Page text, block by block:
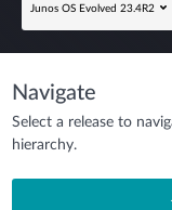
Junos OS Evolved 23.4R2
Navigate
Select a release to
hierarchy.